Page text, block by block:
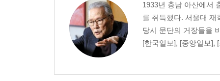
1933년 충남 아산에서
를 취득했다. 서울대 재
당시 문단의 거장들을
[한국일보], [중앙일보],